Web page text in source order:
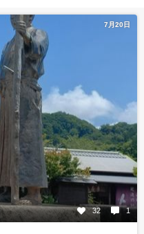
7月20日
32 1